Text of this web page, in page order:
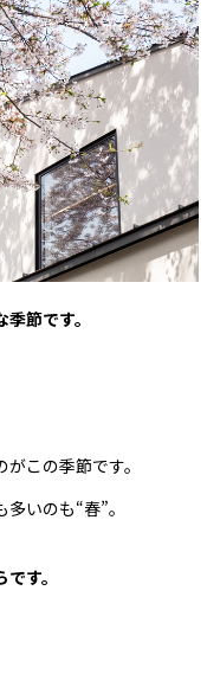
節です。
この季節です。
いのも“春”。
す。